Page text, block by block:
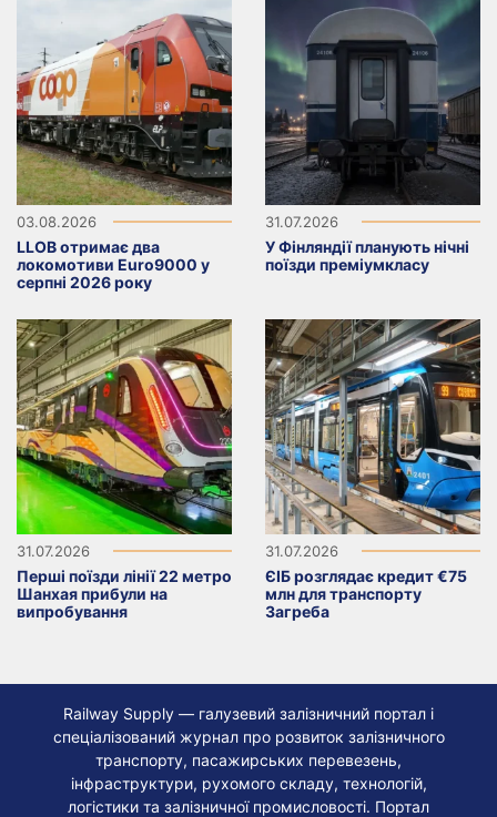
03.08.2026
LLOB отримає два
локомотиви Euro9000 у
серпні 2026 року
31.07.2026
У Фінляндії планують нічні
поїзди преміумкласу
31.07.2026
Перші поїзди лінії 22 метро
Шанхая прибули на
випробування
31.07.2026
ЄІБ розглядає кредит €75
млн для транспорту
Загреба
Railway Supply — галузевий залізничний портал і
спеціалізований журнал про розвиток залізничного
транспорту, пасажирських перевезень,
інфраструктури, рухомого складу, технологій,
логістики та залізничної промисловості. Портал